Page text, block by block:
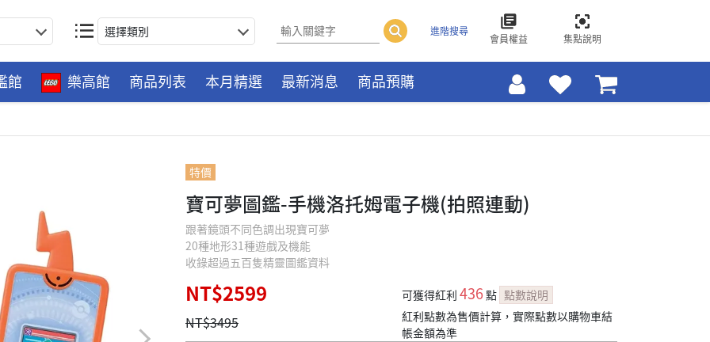
選擇類別 進階搜尋
會員權益 集點說明
館 樂高館 商品列表 本月精選 最新消息 商品預購
特價
寶可夢圖鑑-手機洛托姆電子機(拍照連動)
跟著鏡頭不同色調出現寶可夢
20種地形31種遊戲及機能
收錄超過五百隻精靈圖鑑資料
NT$2599
NT$3495
可獲得紅利 436點 點數說明
紅利點數為售價計算，實際點數以購物車結
帳金額為準